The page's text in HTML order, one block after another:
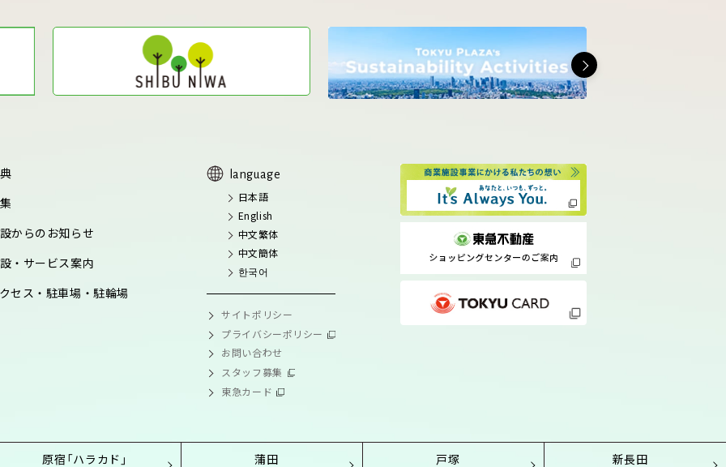
からのお知らせ
・サービス案内
セス・駐車場・駐輪場
language
日本語
English
中文繁体
中文簡体
한국어
サイトポリシー
プライバシーポリシー
お問い合わせ
スタッフ募集
東急カード
原宿「ハラカド」 蒲田 戸塚 新長田